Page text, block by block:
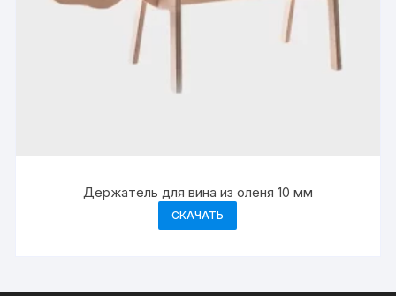
Держатель для вина из оленя 10 мм
СКАЧАТЬ